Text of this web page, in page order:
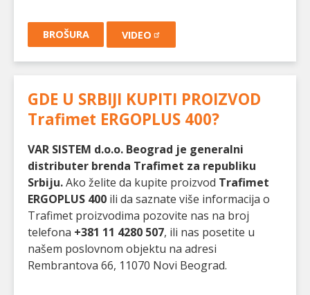
BROŠURA VIDEO
GDE U SRBIJI KUPITI PROIZVOD
Trafimet ERGOPLUS 400?
VAR SISTEM d.o.o. Beograd je generalni
distributer brenda Trafimet za republiku
Srbiju.Ako želite da kupite proizvod Trafimet
ERGOPLUS 400 ili da saznate više informacija o
Trafimet proizvodima pozovite nas na broj
telefona +381 11 4280 507, ili nas posetite u
našem poslovnom objektu na adresi
Rembrantova 66, 11070 Novi Beograd.